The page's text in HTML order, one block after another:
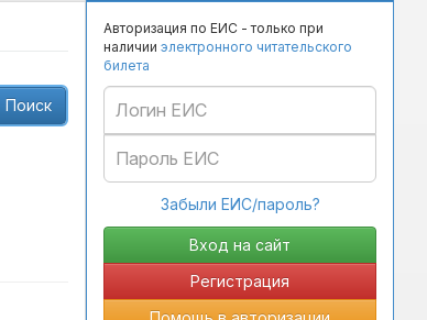
Авторизация по ЕИС - только при
наличии электронного читательского
билета
Забыли ЕИС/пароль?
Регистрация
Поиск